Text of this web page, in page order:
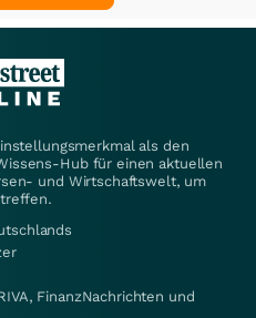
als den
Hub für einen aktuellen
und Wirtschaftswelt, um
FinanzNachrichten und